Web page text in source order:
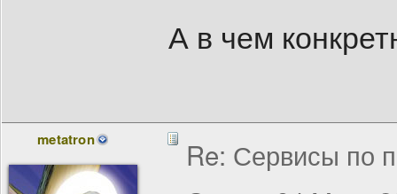
А в чем
metatron
Re: Сервисы по